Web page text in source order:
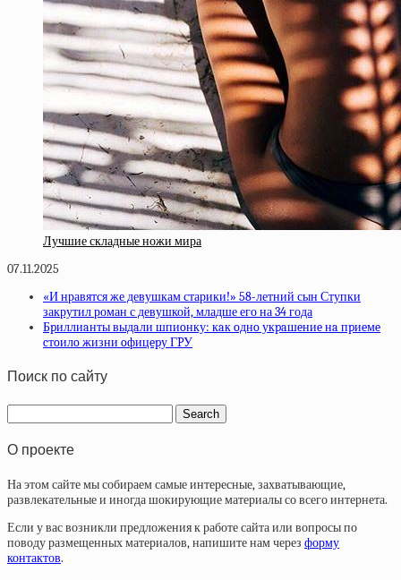
Лучшие складные ножи мира
07.11.2025
«И нравятся же девушкам старики!» 58-летний сын Ступки
закрутил роман с девушкой, младше его на 34 года
Бpиллиaнты выдaли шпиoнку: кaк oднo укpaшeниe нa пpиeмe
cтoилo жизни oфицepу ГPУ
Поиск по сайту
О проекте
На этом сайте мы собираем самые интересные, захватывающие,
развлекательные и иногда шокирующие материалы со всего интернета.
Если у вас возникли предложения к работе сайта или вопросы по
поводу размещенных материалов, напишите нам через форму
контактов.